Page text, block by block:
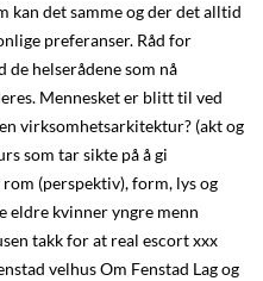
kan det samme og der det alltid
preferanser. Råd for
de helserådene som nå
Mennesket er blitt til ved
virksomhetsarkitektur? (akt og
som tar sikte på å gi
(perspektiv), form, lys og
eldre kvinner yngre menn
takk for at real escort xxx
velhus Om Fenstad Lag og